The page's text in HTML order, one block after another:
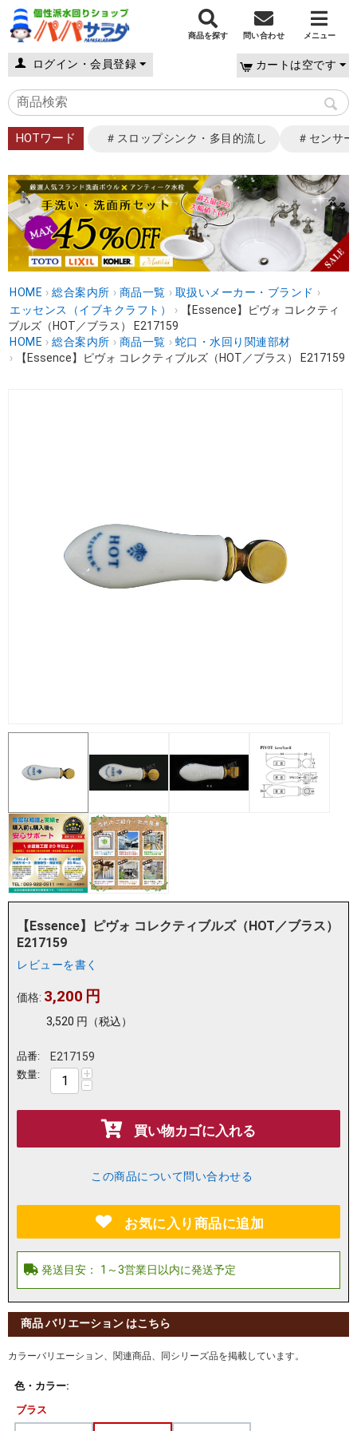
商品を探す 問い合わせ メニュー
ログイン・会員登録 カートは空です
HOTワード ＃スロップシンク・多目的流し ＃センサ
HOME › 総合案内所 › 商品一覧 › 取扱いメーカー・ブランド ›
エッセンス（イブキクラフト）
›
【Essence】ピヴォ コレクティ
ブルズ（HOT／ブラス） E217159
HOME › 総合案内所 › 商品一覧 › 蛇口・水回り関連部材
›
【Essence】ピヴォ コレクティブルズ（HOT／ブラス） E217159
【Essence】ピヴォ コレクティブルズ（HOT／ブラス）
E217159
レビューを書く
価格: 3,200 円
3,520 円 （税込）
品番: E217159
数量: +
−
買い物カゴに入れる
この商品について問い合わせる
お気に入り商品に追加
商品 バリエーション はこちら
カラーバリエーション、関連商品、同シリーズ品を掲載しています。
色・カラー:
ブラス